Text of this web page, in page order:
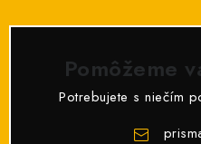
Pomôžeme
Potrebujete s niečím